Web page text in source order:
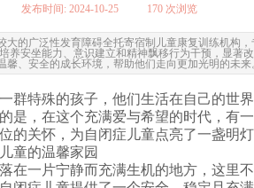
发布时间: 2024-10-25 170 次浏览
大的广泛性发育障碍全托寄宿制儿童康复训练机构
养安坐能力、意识建立和精神飘移行为干预，显
馨、安全的成长环境，帮助他们走向更加光明的未来
群特殊的孩子，他们生活在自己的世
是，在这个充满爱与希望的时代，有
的关怀，为自闭症儿童点亮了一盏明
童的温馨家园
在一片宁静而充满生机的地方，这里